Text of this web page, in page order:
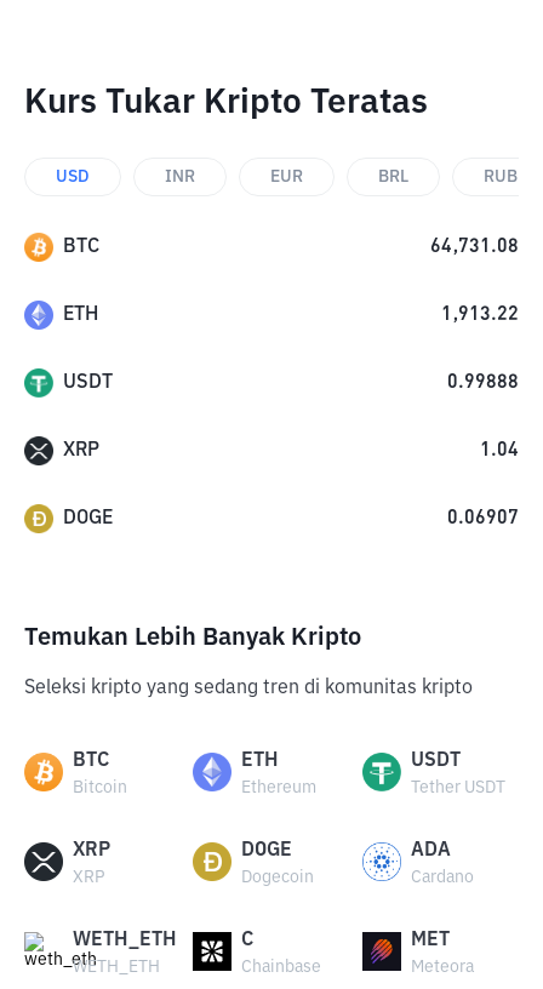
Kurs Tukar Kripto Teratas
USD INR EUR BRL RUB
BTC 64,731.08
ETH 1,913.22
USDT 0.99888
XRP 1.04
DOGE 0.06907
Temukan Lebih Banyak Kripto
Seleksi kripto yang sedang tren di komunitas kripto
BTC
Bitcoin
ETH
Ethereum
USDT
Tether USDT
XRP
XRP
DOGE
Dogecoin
ADA
Cardano
WETH_ETH
WETH_ETH
C
Chainbase
MET
Meteora